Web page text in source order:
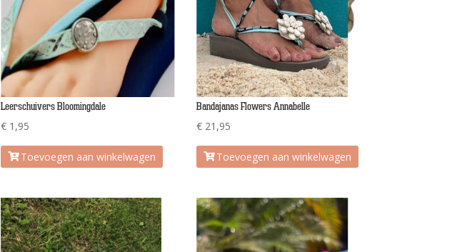
Leerschuivers Bloomingdale
€ 1,95
Toevoegen aan winkelwagen
Bandajanas Flowers Annabelle
€21,95
Toevoegen aan winkelwagen